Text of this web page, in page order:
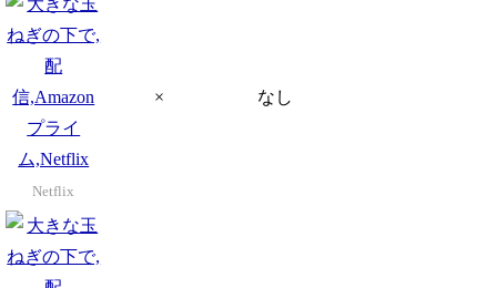
Netflix
× なし